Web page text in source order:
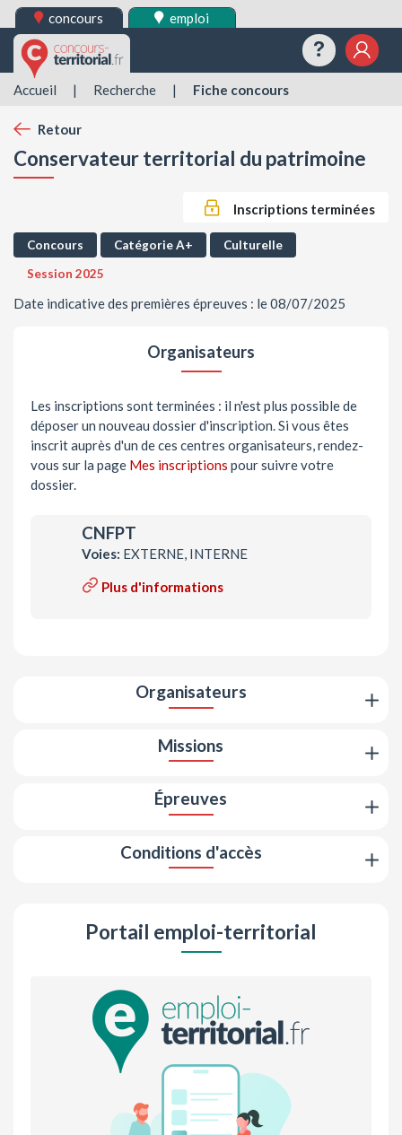
concours emploi
Accueil | Recherche | Fiche concours
Retour
Conservateur territorial du patrimoine
Inscriptions terminées
Concours Catégorie A+
Culturelle
Session 2025
Date indicative des premières épreuves : le 08/07/2025
Organisateurs
Les inscriptions sont terminées : il n'est plus possible de
déposer un nouveau dossier d'inscription. Si vous êtes
inscrit auprès d'un de ces centres organisateurs, rendez-
vous sur la page Mes inscriptions pour suivre votre
dossier.
CNFPT
Voies: EXTERNE, INTERNE
Plus d'informations
Organisateurs
Missions
Épreuves
Conditions d'accès
Portail emploi-territorial